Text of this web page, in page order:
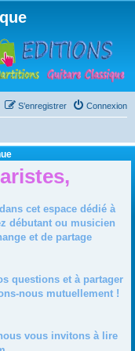
Connexion
S’enregistrer
cet espace dédié à
débutant ou musicien
et de partage
questions et à partager
nous mutuellement !
vous invitons à lire